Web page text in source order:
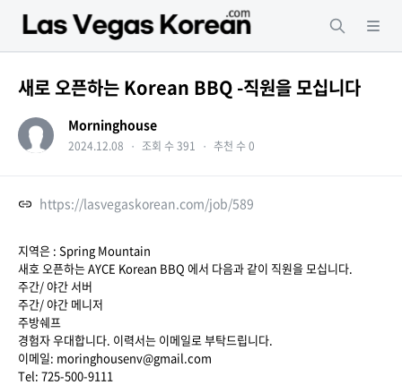
새로 오픈하는 Korean BBQ -직원을 모십니다
Morninghouse
2024.12.08 ・ 조회 수 391 ・ 추천 수 0
https://lasvegaskorean.com/job/589
지역은 : Spring Mountain
새호 오픈하는 AYCE Korean BBQ 에서 다음과 같이 직원을 모십니다.
주간/ 야간 서버
주간/ 야간 메니저
주방쉐프
경험자 우대합니다. 이력서는 이메일로 부탁드립니다.
이메일: moringhousenv@gmail.com
Tel: 725-500-9111